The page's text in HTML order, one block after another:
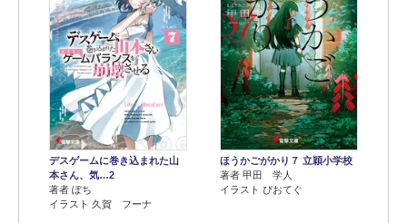
デスゲームに巻き込まれた山
本さん、気…2
著者 ぽち
イラスト 久賀 フーナ
ほうかごがかり７ 立穎小学校
著者 甲田 学人
イラスト ぴおてぐ